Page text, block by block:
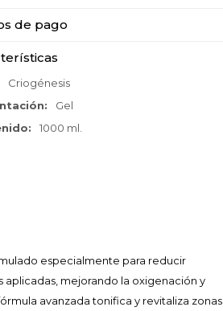
de pago
Criogénesis
Gel
1000 ml.
especialmente para reducir
aplicadas, mejorando la oxigenación y
avanzada tonifica y revitaliza zonas